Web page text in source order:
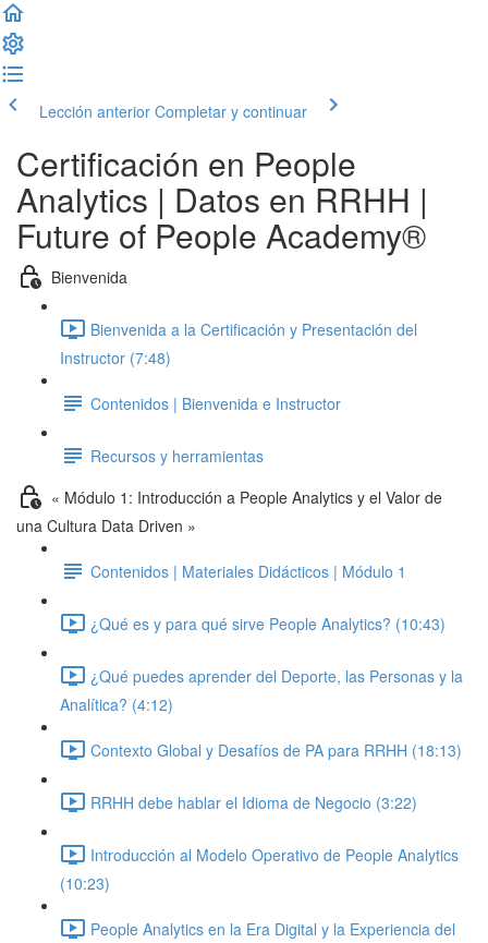
Lección anterior Completar y continuar
Certificación en People
Analytics | Datos en RRHH |
Future of People Academy®
Bienvenida
Bienvenida a la Certificación y Presentación del
Instructor (7:48)
Contenidos | Bienvenida e Instructor
Recursos y herramientas
« Módulo 1: Introducción a People Analytics y el Valor de
una Cultura Data Driven »
Contenidos | Materiales Didácticos | Módulo 1
¿Qué es y para qué sirve People Analytics? (10:43)
¿Qué puedes aprender del Deporte, las Personas y la
Analítica? (4:12)
Contexto Global y Desafíos de PA para RRHH (18:13)
RRHH debe hablar el Idioma de Negocio (3:22)
Introducción al Modelo Operativo de People Analytics
(10:23)
People Analytics en la Era Digital y la Experiencia del